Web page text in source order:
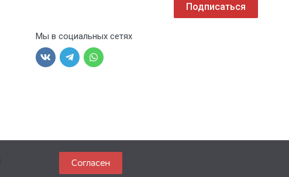
Подписаться
Мы в социальных сетях
Согласен